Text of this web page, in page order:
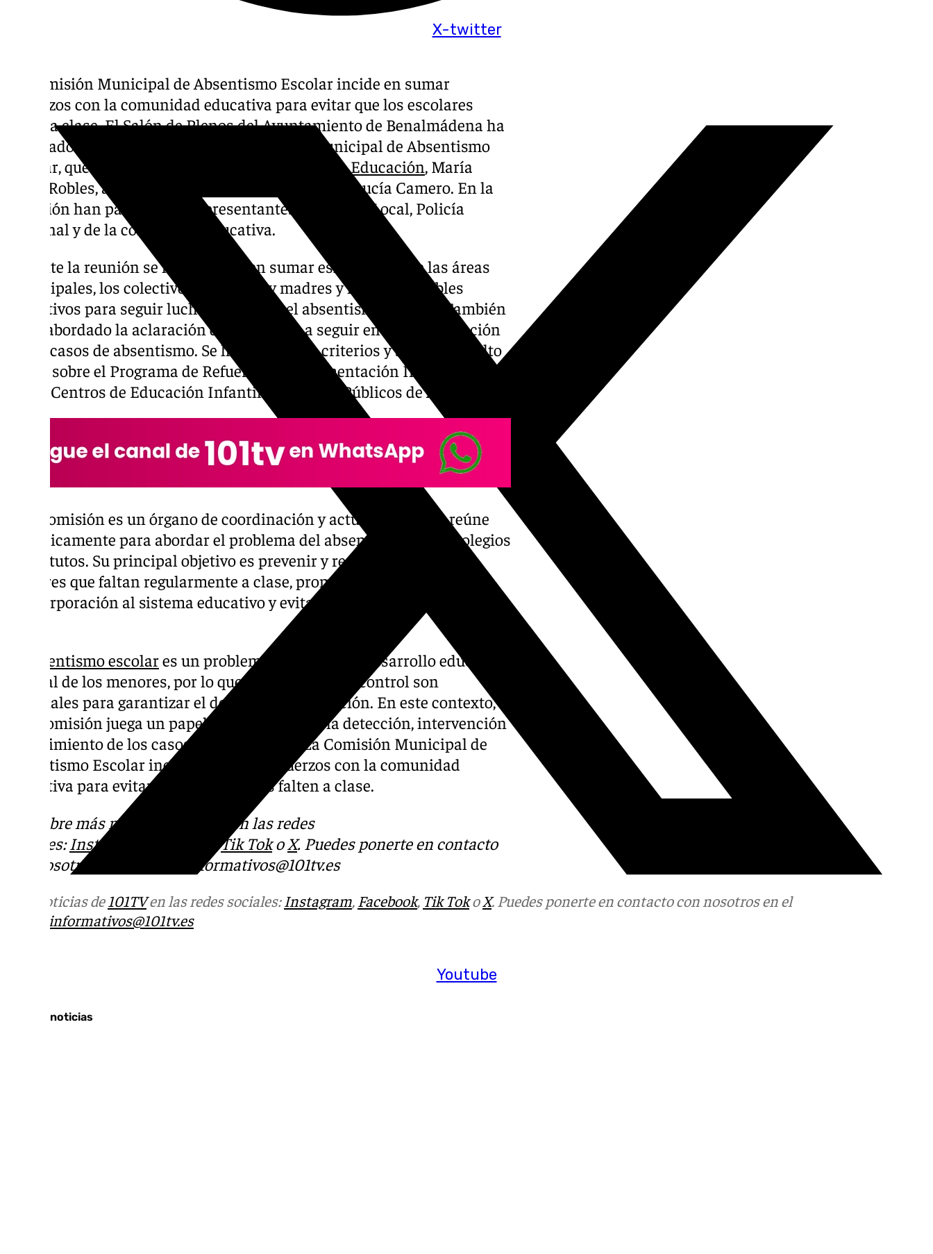
X-twitter
Youtube
La Comisión Municipal de Absentismo Escolar incide en sumar
esfuerzos con la comunidad educativa para evitar que los escolares
falten a clase. El Salón de Plenos del Ayuntamiento de Benalmádena ha
albergado una nueva sesión de la Comisión Municipal de Absentismo
Escolar, que ha sido presidida por la concejala deEducación, María
Luisa Robles, acompañada de la edil de Juventud, Lucía Camero. En la
comisión han participado representantes de Policía Local, Policía
Nacional y de la comunidad educativa.
Durante la reunión se ha insistido en sumar esfuerzos entre las áreas
municipales, los colectivos de padres y madres y los responsables
educativos para seguir luchando contra el absentismo escolar. También
se ha abordado la aclaración del protocolo a seguir en la comunicación
de los casos de absentismo. Se han unificado criterios y se han resuelto
dudas sobre el Programa de Refuerzo de la Alimentación Infantil (PRAI)
en los Centros de Educación Infantil y Primaria Públicos de Andalucía.
Esta comisión es un órgano de coordinación y actuación que se reúne
periódicamente para abordar el problema del absentismo en los colegios
e institutos. Su principal objetivo es prevenir y reducir el número de
menores que faltan regularmente a clase, promoviendo su
reincorporación al sistema educativo y evitando el riesgo de exclusión
absentismo escolares un problema que afecta al desarrollo educativo
y social de los menores, por lo que su prevención y control son
esenciales para garantizar el derecho a la educación. En este contexto,
esta comisión juega un papel fundamental en la detección, intervención
y seguimiento de los casos de absentismo. La Comisión Municipal de
Absentismo Escolar incide en sumar esfuerzos con la comunidad
educativa para evitar que los escolares falten a clase.
Descubre más noticias de
en las redes
sociales: Instagram ,Tik Toko X. Puedes ponerte en contacto
con nosotros en el correo
informativos@101tv.es
Más noticias de 101TVen las redes sociales: Instagram, Facebook, Tik TokoX. Puedes ponerte en contacto con nosotros en el
informativos@101tv.es
Últimas noticias